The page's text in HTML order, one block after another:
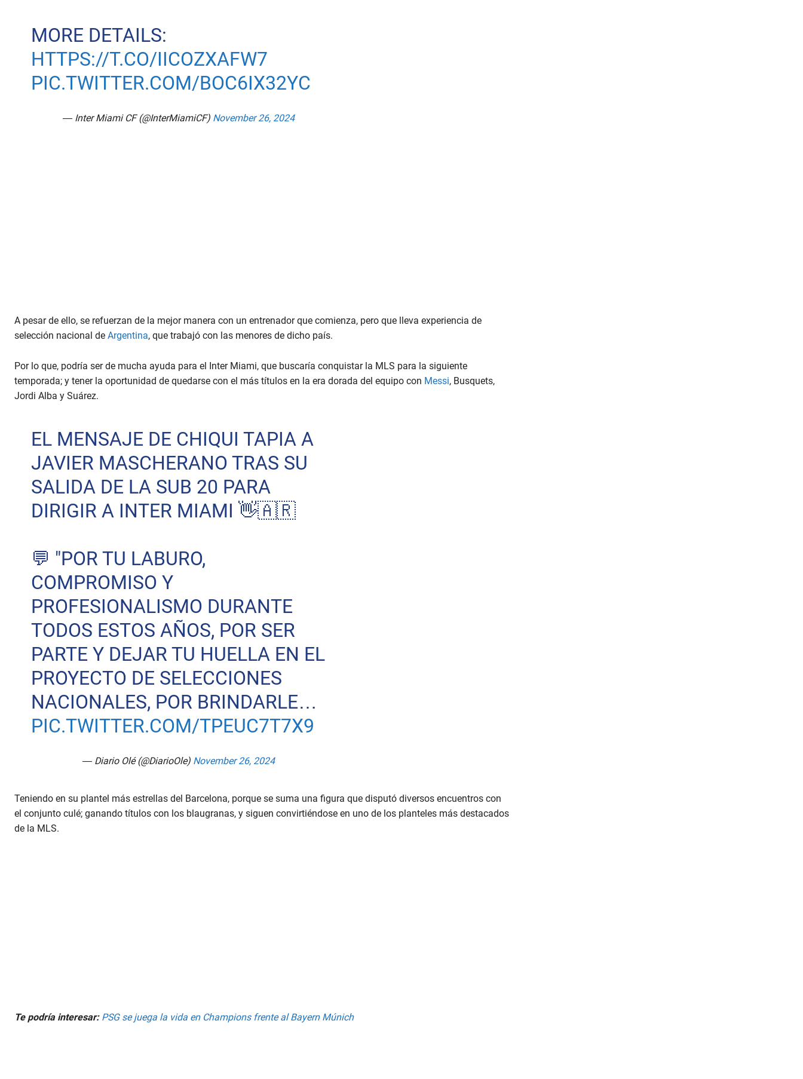
MORE DETAILS:
HTTPS://T.CO/IICOZXAFW7
PIC.TWITTER.COM/BOC6IX32YC
— Inter Miami CF (@InterMiamiCF) November 26, 2024
A pesar de ello, se refuerzan de la mejor manera con un entrenador que comienza, pero que lleva experiencia de
selección nacional de Argentina, que trabajó con las menores de dicho país.
Por lo que, podría ser de mucha ayuda para el Inter Miami, que buscaría conquistar la MLS para la siguiente
temporada; y tener la oportunidad de quedarse con el más títulos en la era dorada del equipo con Messi, Busquets,
Jordi Alba y Suárez.
EL MENSAJE DE CHIQUI TAPIA A
JAVIER MASCHERANO TRAS SU
SALIDA DE LA SUB 20 PARA
DIRIGIR A INTER MIAMI 👋🇦🇷
💬 "POR TU LABURO,
COMPROMISO Y
PROFESIONALISMO DURANTE
TODOS ESTOS AÑOS, POR SER
PARTE Y DEJAR TU HUELLA EN EL
PROYECTO DE SELECCIONES
NACIONALES, POR BRINDARLE…
PIC.TWITTER.COM/TPEUC7T7X9
— Diario Olé (@DiarioOle) November 26, 2024
Teniendo en su plantel más estrellas del Barcelona, porque se suma una figura que disputó diversos encuentros con
el conjunto culé; ganando títulos con los blaugranas, y siguen convirtiéndose en uno de los planteles más destacados
de la MLS.
Te podría interesar: PSG se juega la vida en Champions frente al Bayern Múnich